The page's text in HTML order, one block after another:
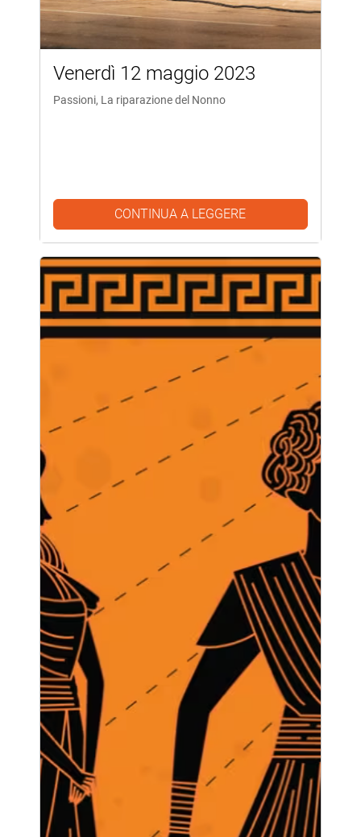
Venerdì 12 maggio 2023
Passioni, La riparazione del Nonno
CONTINUA A LEGGERE